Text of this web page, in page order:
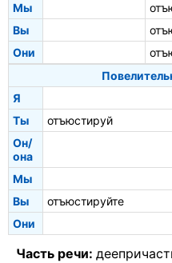
Мы
Вы
Они
Я
Ты
отъюстируй
Он/
она
Мы
Вы
отъюстируйте
Они
Часть речи: